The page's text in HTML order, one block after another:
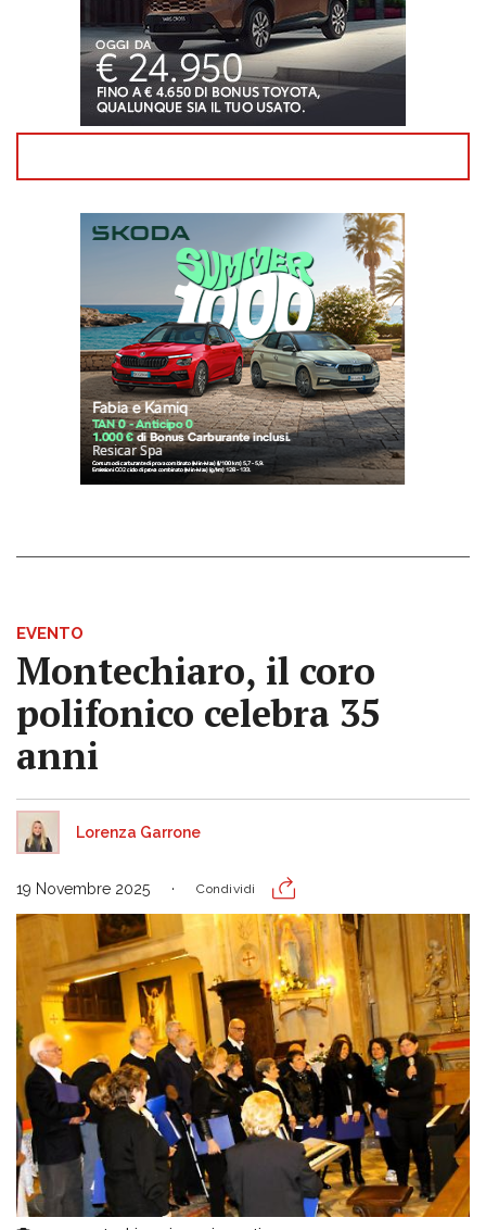
EVENTO
Montechiaro, il coro
polifonico celebra 35
anni
Lorenza Garrone
19 Novembre 2025 Condividi